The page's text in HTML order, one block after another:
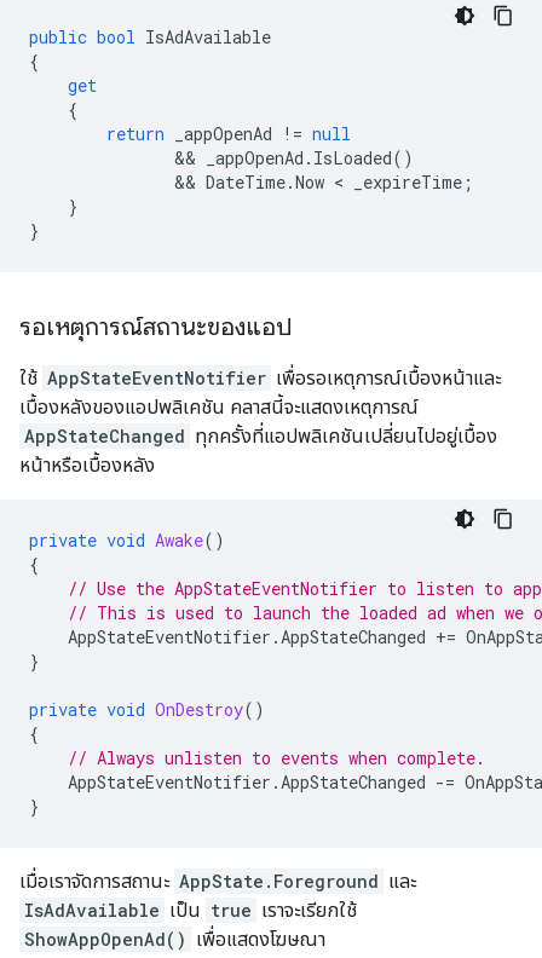
public bool IsAdAvailable
{
get
{
return
_appOpenAd != null
               &&
_appOpenAd . IsLoaded()
               &&
DateTime.Now < _expireTime ;
}
}
รอเหตุการณ์สถานะของแอป
ใช้ AppStateEventNotifier เพื่อรอเหตุการณ์เบื้องหน้าและ
เบื้องหลังของแอปพลิเคชัน คลาสนี้จะแสดงเหตุการณ์
AppStateChanged ทุกครั้งที่แอปพลิเคชันเปลี่ยนไปอยู่เบื้อง
หน้าหรือเบื้องหลัง
private void Awake()
{
// Use the AppStateEventNotifier to listen to
// This is used to launch the loaded ad when we
AppStateEventNotifier .AppStateChanged +=
}
private void OnDestroy()
{
// Always unlisten to events when complete.
AppStateEventNotifier .AppStateChanged -=
}
เมื่อเราจัดการสถานะ AppState.Foreground และ
IsAdAvailable เป็น true เราจะเรียกใช้
ShowAppOpenAd() เพื่อแสดงโฆษณา